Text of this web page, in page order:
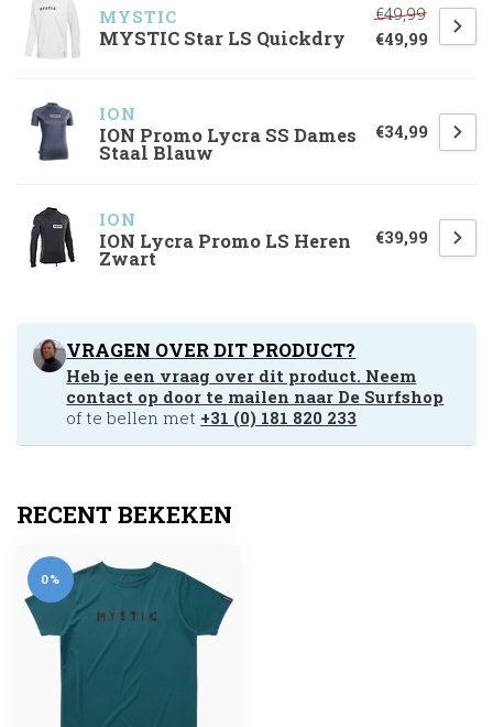
MYSTIC
MYSTIC Star LS Quickdry
€49,99
€49,99
ION
ION Promo Lycra SS Dames
Staal Blauw
€34,99
ION
ION Lycra Promo LS Heren
Zwart
€39,99
VRAGEN OVER DIT PRODUCT?
Heb je een vraag over dit product. Neem
contact op door te mailen naar De Surfshop
of te bellen met +31 (0) 181 820 233
RECENT BEKEKEN
0%